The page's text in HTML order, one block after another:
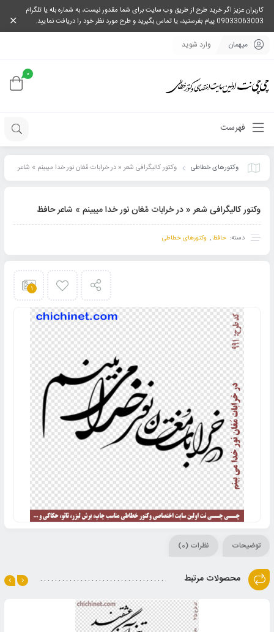
کاربران عزیز اگر خرید طرح از طریق وب سایت برای شما مقدور نیست، به شماره بله یا تلگرام
09033063003 پیام بفرستید، یا تماس بگیرید و طرح مورد نظر خود را دریافت نمایید.
میهمان وارد شوید
0
فهرست
وکتورهای خطاطی وکتور کالیگرافی شعر « در خرابات مُغان نور خدا میبینم » شاعر
وکتور کالیگرافی شعر « در خرابات مُغان نور خدا میبینم » شاعر حافظ
دسته: حافظ, وکتورهای خطاطی
1
توضیحات نظرات (0)
محصولات مرتبط